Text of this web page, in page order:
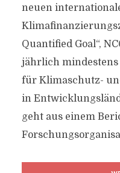
neuen
Quantified Goal“,
jährlich
für Klimaschutz-
in
geht aus einem